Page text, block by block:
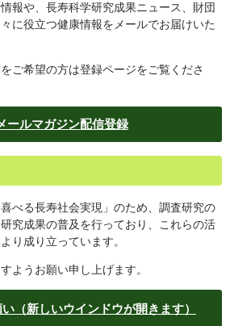
報や、長寿科学研究成果ニュース、財団
に役立つ健康情報をメールでお届けいた
ご希望の方は登録ページをご覧くださ
ールマガジン配信登録
べる長寿社会実現」のため、調査研究の
究成果の普及を行っており、これらの活
り成り立っています。
ようお願い申し上げます。
（新しいウインドウが開きます）